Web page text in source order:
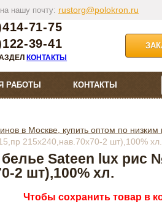
нашу почту: rustorg@polokron.ru
71-75
39-41
КОНТАКТЫ
РАБОТЫ КОНТАКТЫ
в Москве, купить оптом по
215х240,нав.70х70-2 шт),100%
Sateen lux рис
2 шт),100% хл.
Чтобы сохранить товар в